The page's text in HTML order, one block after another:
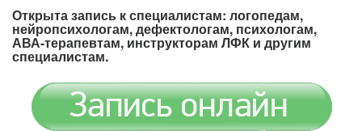
Открыта запись к специалистам: логопедам,
нейропсихологам, дефектологам, психологам,
АВА-терапевтам, инструкторам ЛФК и другим
специалистам.